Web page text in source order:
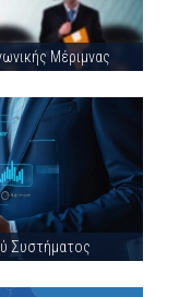
Μέριμνας
Συστήματος